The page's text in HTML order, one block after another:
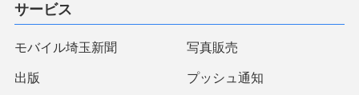
サービス
モバイル埼玉新聞 写真販売
出版 プッシュ通知